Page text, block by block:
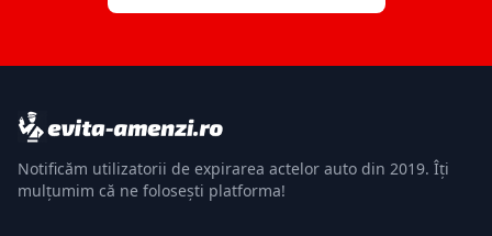
Notificăm utilizatorii de expirarea actelor auto din 2019. Îți
mulțumim că ne folosești platforma!